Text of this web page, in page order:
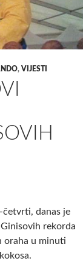
, VIJESTI
četvrti, danas je
rekorda
oraha u minuti